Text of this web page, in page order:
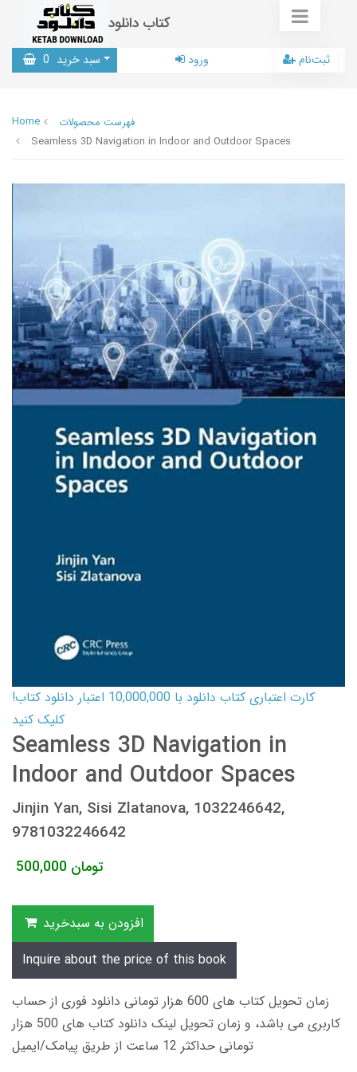
کتاب دانلود
سبد خرید 0 ورود ثبت‌نام
Home
فهرست محصولات
Seamless 3D Navigation in Indoor and Outdoor Spaces
کارت اعتباری کتاب دانلود با 10,000,000 اعتبار دانلود کتاب!
کلیک کنید
Seamless 3D Navigation in
Indoor and Outdoor Spaces
Jinjin Yan, Sisi Zlatanova, 1032246642,
9781032246642
500,000 تومان
افزودن به سبدخرید
Inquire about the price of this book
زمان تحویل کتاب های 600 هزار تومانی دانلود فوری از حساب
کاربری می باشد، و زمان تحویل لینک دانلود کتاب های 500 هزار
تومانی حداکثر 12 ساعت از طریق پیامک/ایمیل